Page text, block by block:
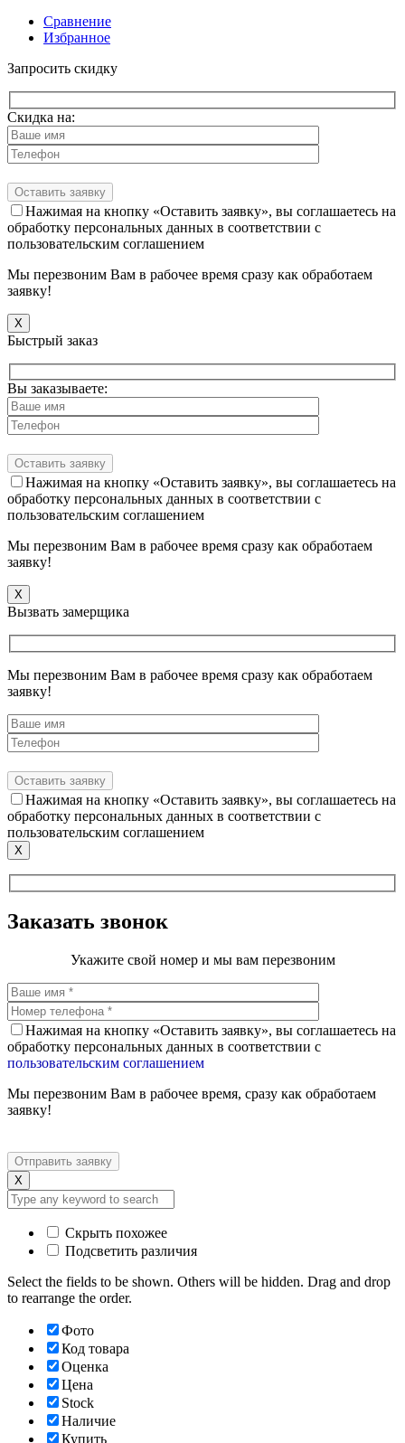
Сравнение
Избранное
Запросить скидку
Скидка на:
Нажимая на кнопку «Оставить заявку», вы соглашаетесь на
обработку персональных данных в соответствии с
пользовательским соглашением
Мы перезвоним Вам в рабочее время сразу как обработаем
заявку!
X
Быстрый заказ
Вы заказываете:
Нажимая на кнопку «Оставить заявку», вы соглашаетесь на
обработку персональных данных в соответствии с
пользовательским соглашением
Мы перезвоним Вам в рабочее время сразу как обработаем
заявку!
X
Вызвать замерщика
Мы перезвоним Вам в рабочее время сразу как обработаем
заявку!
Нажимая на кнопку «Оставить заявку», вы соглашаетесь на
обработку персональных данных в соответствии с
пользовательским соглашением
X
Заказать звонок
Укажите свой номер и мы вам перезвоним
Нажимая на кнопку «Оставить заявку», вы соглашаетесь на
обработку персональных данных в соответствии с
пользовательским соглашением
Мы перезвоним Вам в рабочее время, сразу как обработаем
заявку!
X
Скрыть похожее
Подсветить различия
Select the fields to be shown. Others will be hidden. Drag and drop
to rearrange the order.
Фото
Код товара
Оценка
Цена
Stock
Наличие
Купить